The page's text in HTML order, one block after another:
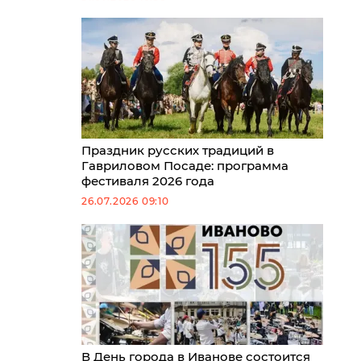
Праздник русских традиций в
Гавриловом Посаде: программа
фестиваля 2026 года
26.07.2026 09:10
В День города в Иванове состоится